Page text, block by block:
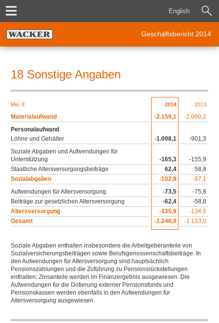
English
Geschäftsbericht 2014
18 Sonstige Angaben
Mio. € 2014 2013
Materialaufwand -2.159,1
-2.060,2
Personalaufwand
Löhne und Gehälter
-1.008,1
-901,3
Soziale Abgaben und Aufwendungen für
Unterstützung
-165,3
-155,9
Staatliche Altersversorgungsbeiträge
62,4
58,8
Sozialabgaben
-102,9
-97,1
Aufwendungen für Altersversorgung
-73,5
-75,8
Beiträge zur gesetzlichen Altersversorgung
-62,4
-58,8
Altersversorgung
-135,9
-134,6
Gesamt
-1.246,9 -1.133,0
Soziale Abgaben enthalten insbesondere die Arbeitgeberanteile von
Sozialversicherungsbeiträgen sowie Berufsgenossenschaftsbeiträge. In
den Aufwendungen für Altersversorgung sind hauptsächlich
Pensionszahlungen und die Zuführung zu Pensionsrückstellungen
enthalten; Zinsanteile werden im Finanzergebnis ausgewiesen. Die
Aufwendungen für die Dotierung externer Pensionsfonds und
Pensionskassen werden ebenfalls in den Aufwendungen für
Altersversorgung ausgewiesen.